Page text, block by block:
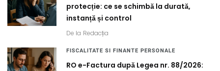
protecție: ce se schimbă la durată,
instanță și control
De la Redacția
FISCALITATE SI FINANTE PERSONALE
RO e-Factura după Legea nr. 88/2026: